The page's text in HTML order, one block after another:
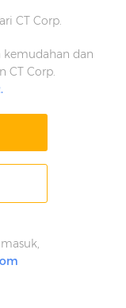
CT Corp.
dan
CT Corp.